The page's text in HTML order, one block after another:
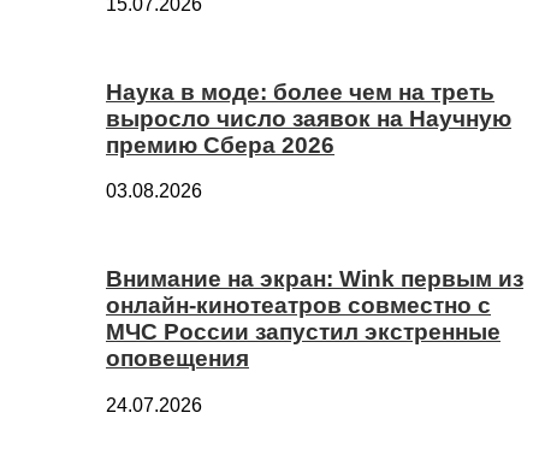
Наука в моде: более чем на треть
выросло число заявок на Научную
премию Сбера 2026
03.08.2026
Внимание на экран: Wink первым из
онлайн-кинотеатров совместно с
МЧС России запустил экстренные
оповещения
24.07.2026